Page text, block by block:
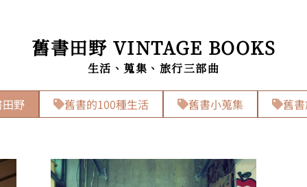
舊書田野 VINTAGE BOOKS
生活、蒐集、旅行三部曲
野 舊書的100種生活 舊書小蒐集 舊